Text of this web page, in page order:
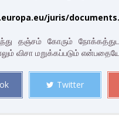
juris/
தஞ்சம் கோரும்
விசா மறுக்கப்படும் என்பதையே
Twitter